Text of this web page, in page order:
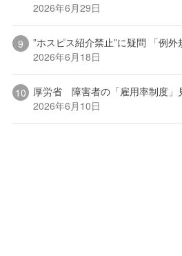
2026年6月29日
”ホスピス紹介禁止”に疑問 「例外
2026年6月18日
厚労省 障害者の「雇用率制度」
2026年6月10日